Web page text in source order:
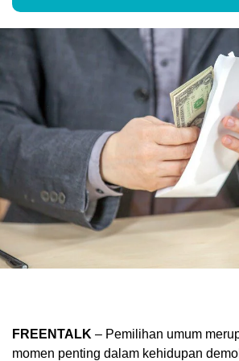
FREENTALK – Pemilihan umum
momen penting dalam kehidupan